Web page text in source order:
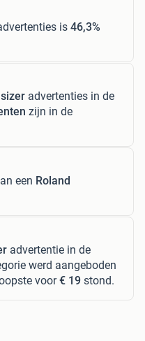
is 46,3%
advertenties in de
zijn in de
een Roland
advertentie in de
werd aangeboden
voor€ 19 stond.